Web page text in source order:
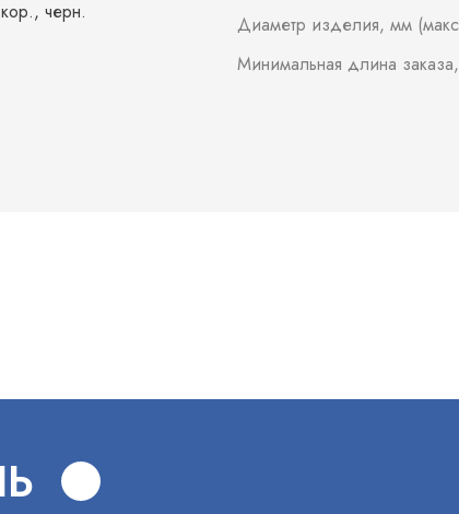
черн.
Диаметр изделия, мм
Минимальная длина